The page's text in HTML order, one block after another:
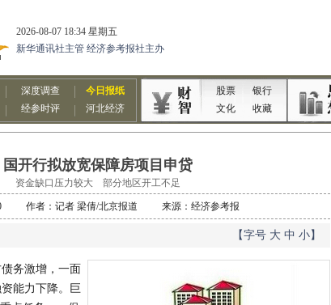
国开行拟放宽保障房项目申贷
资金缺口压力较大 部分地区开工不足
作者：记者 梁倩/北京报道 来源：经济参考报
【字号 大 中 小】
务激增，一面
能力下降。巨